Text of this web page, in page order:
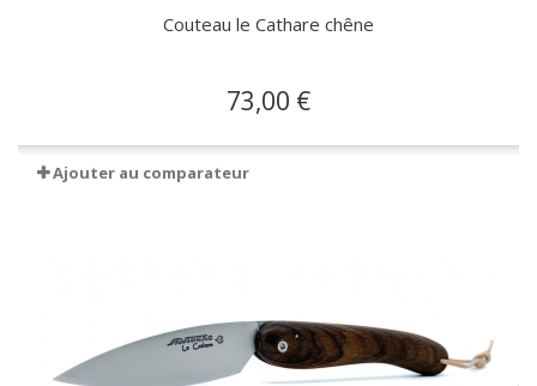
Couteau le Cathare chêne
73,00 €
Ajouter au comparateur